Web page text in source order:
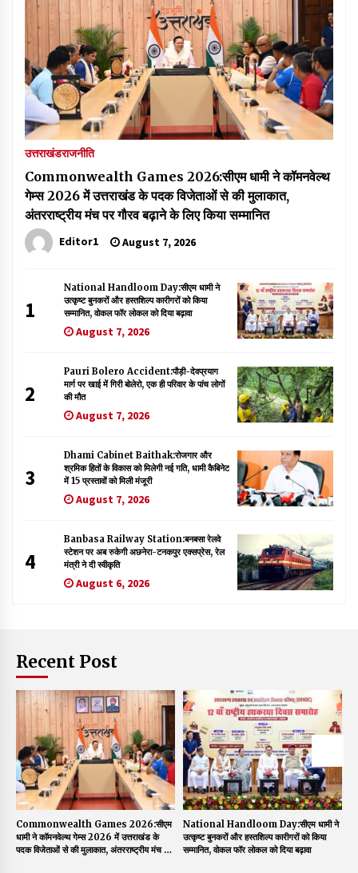
उत्तराखंडराजनीति
Commonwealth Games 2026:सीएम धामी ने कॉमनवेल्थ
गेम्स 2026 में उत्तराखंड के पदक विजेताओं से की मुलाकात,
अंतरराष्ट्रीय मंच पर गौरव बढ़ाने के लिए किया सम्मानित
Editor1 August 7, 2026
1
National Handloom Day:सीएम धामी ने
उत्कृष्ट बुनकरों और हस्तशिल्प कारीगरों को किया
सम्मानित, वोकल फॉर लोकल को दिया बढ़ावा
August 7, 2026
2
Pauri Bolero Accident:पौड़ी-देवप्रयाग
मार्ग पर खाई में गिरी बोलेरो, एक ही परिवार के पांच लोगों
की मौत
August 7, 2026
3
Dhami Cabinet Baithak:रोजगार और
श्रमिक हितों के विकास को मिलेगी नई गति, धामी कैबिनेट
में 15 प्रस्तावों को मिली मंजूरी
August 7, 2026
4
Banbasa Railway Station:बनबसा रेलवे
स्टेशन पर अब रुकेगी अछनेरा-टनकपुर एक्सप्रेस, रेल
मंत्री ने दी स्वीकृति
August 6, 2026
Recent Post
Commonwealth Games 2026:सीएम
धामी ने कॉमनवेल्थ गेम्स 2026 में उत्तराखंड के
पदक विजेताओं से की मुलाकात, अंतरराष्ट्रीय मंच पर
National Handloom Day:सीएम धामी ने
उत्कृष्ट बुनकरों और हस्तशिल्प कारीगरों को किया
सम्मानित, वोकल फॉर लोकल को दिया बढ़ावा